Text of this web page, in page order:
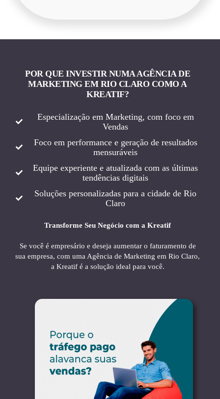
POR QUE INVESTIR NUMA AGÊNCIA DE
MARKETING EM RIO CLARO COMO A
KREATIF?
Especialização em Marketing, com foco em
Vendas
Foco em performance e geração de resultados
mensuráveis
Equipe experiente e atualizada com as últimas
tendências digitais
Soluções personalizadas para a cidade de Rio
Claro
Transforme Seu Negócio com a Kreatif
Se você é empresário e deseja aumentar o faturamento de
sua empresa, com uma Agência de Marketing em Rio Claro,
a Kreatif é a solução ideal para você.